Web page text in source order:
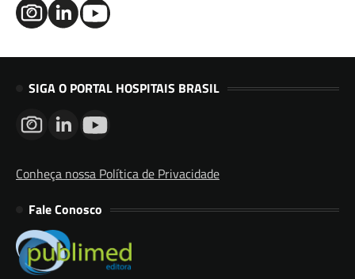
SIGA O PORTAL HOSPITAIS BRASIL
Conheça nossa Política de Privacidade
Fale Conosco